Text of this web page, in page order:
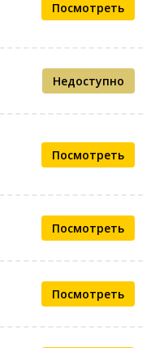
Посмотреть
Недоступно
Посмотреть
Посмотреть
Посмотреть